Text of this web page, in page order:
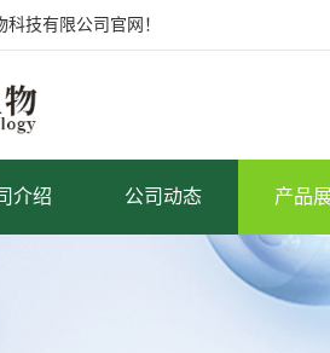
技有限公司官网！
介绍 公司动态 产品